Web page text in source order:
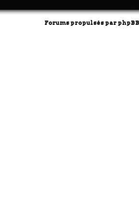
Forums propulsés par phpBB